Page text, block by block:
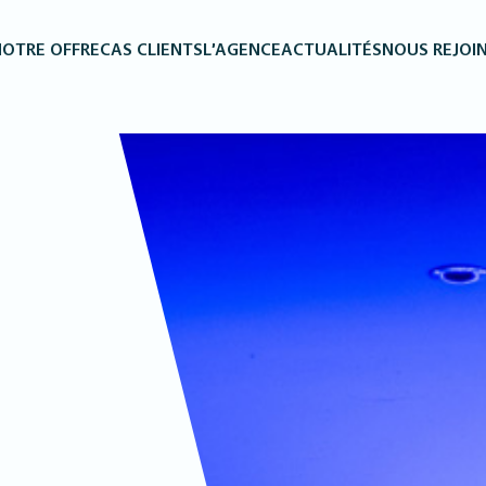
OFFRECAS CLIENTS L’AGENCEACTUALITÉS NOUS